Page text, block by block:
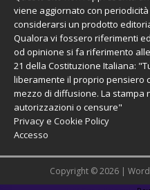
viene aggiornato con
considerarsi un prodotto
Qualora vi fossero riferimenti
od opinione si fa riferimento
21 della Costituzione Italiana:
liberamente il proprio pensiero
mezzo di diffusione. La stampa
autorizzazioni o censure"
Privacy e Cookie Policy
Accesso
Copyright © 2026 |